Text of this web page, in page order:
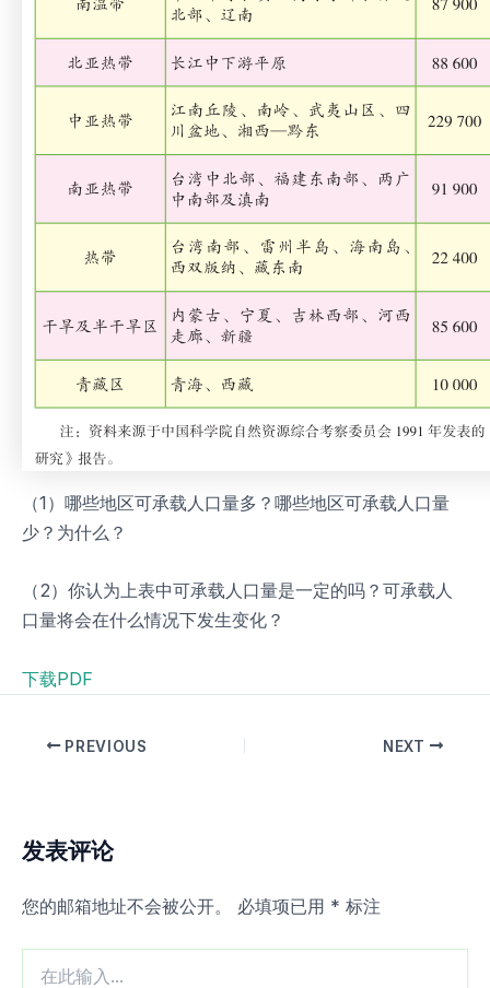
（1）哪些地区可承载人口量多？哪些地区可承载人口量
少？为什么？
（2）你认为上表中可承载人口量是一定的吗？可承载人
口量将会在什么情况下发生变化？
下载PDF
PREVIOUS NEXT
发表评论
您的邮箱地址不会被公开。 必填项已用 * 标注